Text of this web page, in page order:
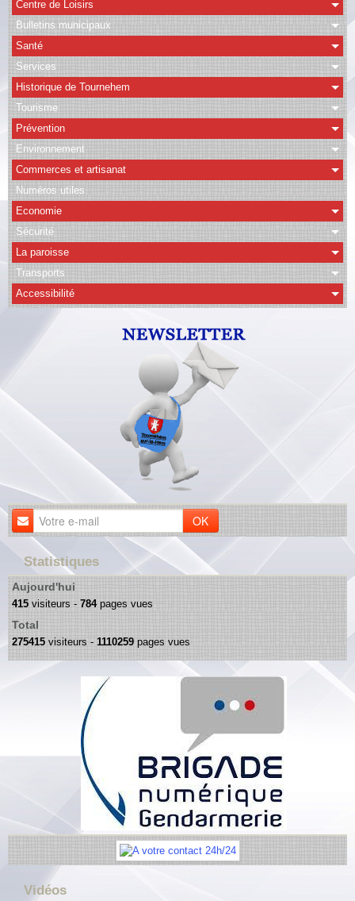
CAPSO
Agenda
Albums
Vidéos
Facebook
Contact
Centre de Loisirs
Bulletins municipaux
Santé
Services
Historique de Tournehem
Tourisme
Prévention
Environnement
Commerces et artisanat
Numéros utiles
Economie
Sécurité
La paroisse
Transports
Accessibilité
OK
Statistiques
Aujourd'hui
415 visiteurs - 784pages vues
Total
275415 visiteurs - 1110259 pages vues
Vidéos